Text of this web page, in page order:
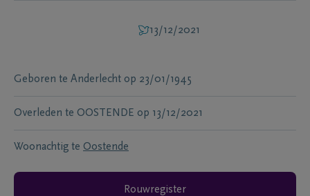
13/12/2021
Geboren te Anderlecht op 23/01/1945
Overleden te OOSTENDE op 13/12/2021
Woonachtig te Oostende
Rouwregister